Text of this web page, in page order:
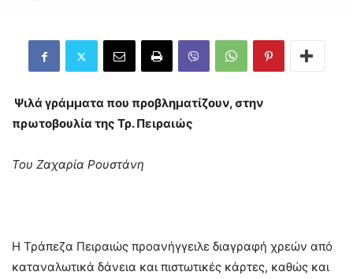
Ψιλά γράμματα που προβληματίζουν, στην
πρωτοβουλία της Τρ. Πειραιώς
Του Ζαχαρία Ρουστάνη
Η Τράπεζα Πειραιώς προανήγγειλε διαγραφή χρεών από
καταναλωτικά δάνεια και πιστωτικές κάρτες, καθώς και